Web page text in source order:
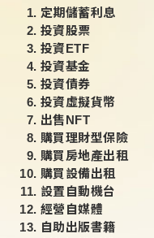
定期儲蓄利息
投資股票
投資ETF
投資基金
投資債券
投資虛擬貨幣
出售NFT
購買理財型保險
購買房地產出租
購買設備出租
設置自動機台
經營自媒體
自助出版書籍